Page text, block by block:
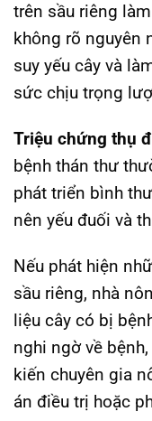
trên sầu riêng
không rõ nguyên
suy yếu cây và
sức chịu trọng
Triệu chứng thụ
bệnh thán thư
phát triển bình
nên yếu đuối và
Nếu phát hiện
sầu riêng, nhà
liệu cây có bị
nghi ngờ về
kiến chuyên gia
án điều trị hoặc